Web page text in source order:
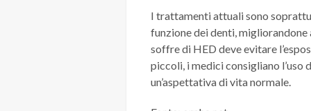
I trattamenti attuali sono
funzione dei denti, migliorandone
soffre di HED deve evitare
piccoli, i medici consigliano
un’aspettativa di vita normale.